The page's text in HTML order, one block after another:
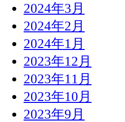
2024年3月
2024年2月
2024年1月
2023年12月
2023年11月
2023年10月
2023年9月